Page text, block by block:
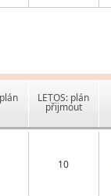
LETOS: plán
přijmout
10